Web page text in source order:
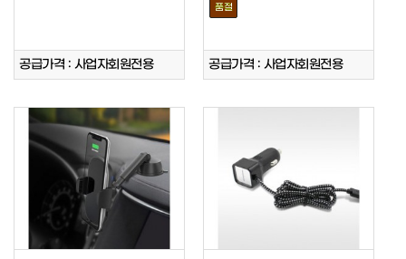
공급가격 : 사업자회원전용
품절
공급가격 : 사업자회원전용